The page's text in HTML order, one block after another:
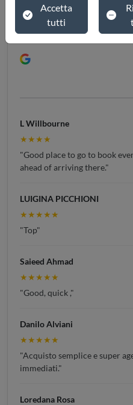
L Willbourne
★★★★
"Good place to go to book
ahead of arriving there."
LUIGINA PICCHIONI
★★★★★
"Top"
Saieed Ahmad
★★★★★
"Good, quick ,"
Danilo Alviani
★★★★★
"Acquisto semplice e super
immediati."
Loredana Rosa
Accetta
tutti